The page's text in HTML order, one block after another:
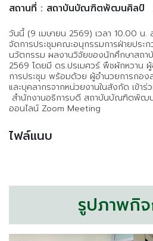
สถานที่ : สถาบันบัณฑิตพัฒนศิลป์
วันนี้ (9 เมษายน 2569) เวลา 10.00
จัดการประชุมคณะอนุกรรมการฝ่ายประ
นวัตกรรม ผลงานวิจัยของนักศึกษาส
2569 โดยมี ดร.ปรเมศวร์ พืชผักหวาน
การประชุม พร้อมด้วย ผู้อำนวยการกอง
และบุคลากรจากหน่วยงานในสังกัด เข้า
สำนักงานอธิการบดี สถาบันบัณฑิตพัฒน
ออนไลน์ Zoom Meeting
ไฟล์แนบ
รูปภาพกิ